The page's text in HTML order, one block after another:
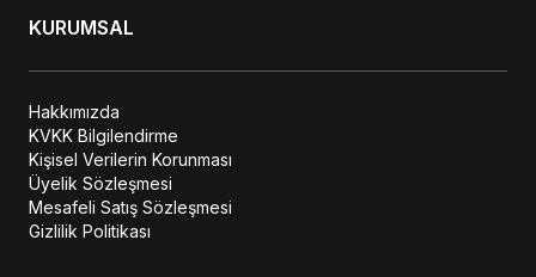
KURUMSAL
Hakkımızda
KVKK Bilgilendirme
Kişisel Verilerin Korunması
Üyelik Sözleşmesi
Mesafeli Satış Sözleşmesi
Gizlilik Politikası